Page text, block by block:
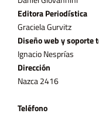
Editora Periodística
Graciela Gurvitz
Diseño web y soporte
Ignacio Nesprías
Dirección
Nazca 2416
Teléfono